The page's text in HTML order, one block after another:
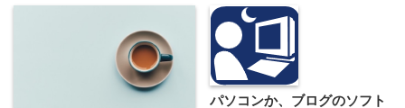
パソコンか、ブログのソフト